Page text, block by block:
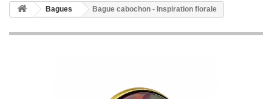
Bagues Bague cabochon - Inspiration florale